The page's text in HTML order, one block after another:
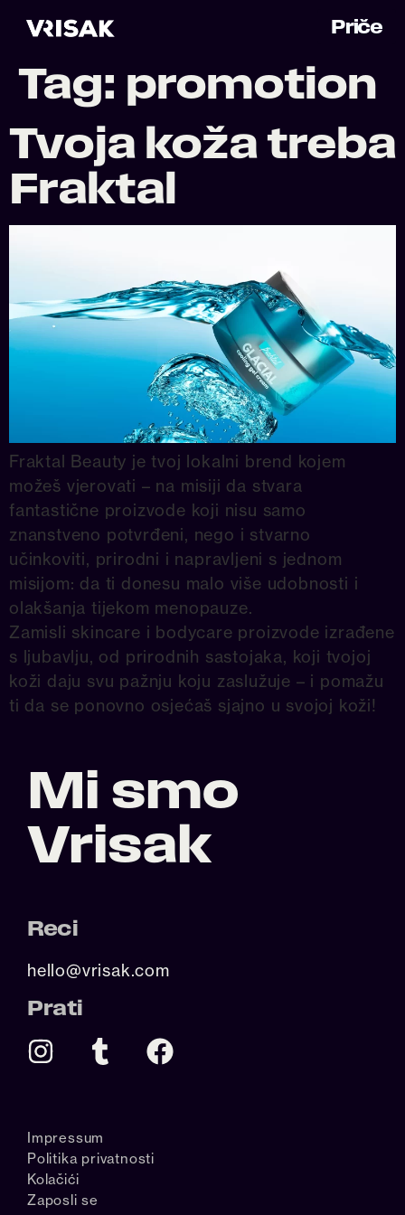
Priče
Tag: promotion
Tvoja koža treba
Fraktal
Fraktal Beauty je tvoj lokalni brend kojem
možeš vjerovati – na misiji da stvara
fantastične proizvode koji nisu samo
znanstveno potvrđeni, nego i stvarno
učinkoviti, prirodni i napravljeni s jednom
misijom: da ti donesu malo više udobnosti i
olakšanja tijekom menopauze.
Zamisli skincare i bodycare proizvode izrađene
s ljubavlju, od prirodnih sastojaka, koji tvojoj
koži daju svu pažnju koju zaslužuje – i pomažu
ti da se ponovno osjećaš sjajno u svojoj koži!
Mi smo
Vrisak
Reci
hello@vrisak.com
Prati
Impressum
Politika privatnosti
Kolačići
Zaposli se